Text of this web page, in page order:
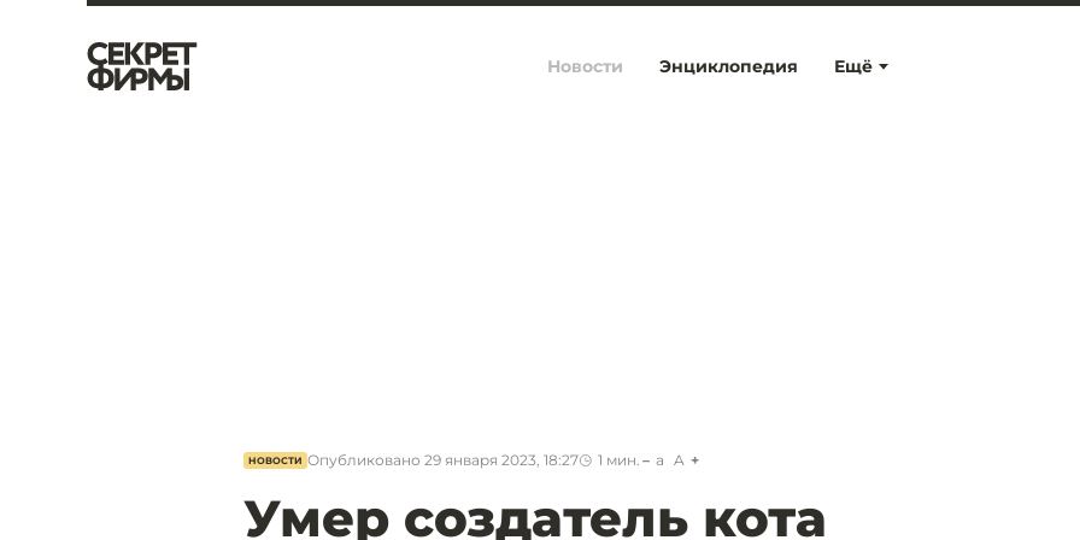
Ещё
Новости Энциклопедия
НОВОСТИ Опубликовано 29 января 2023, 18:27 1 мин. a A
Умер создатель кота